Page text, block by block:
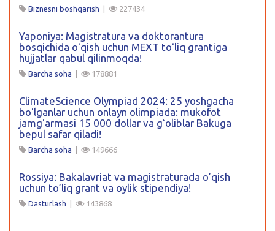
Biznesni boshqarish 227434
Yaponiya: Magistratura va doktorantura
bosqichida oʻqish uchun MEXT toʻliq grantiga
hujjatlar qabul qilinmoqda!
Barcha soha 178881
ClimateScience Olympiad 2024: 25 yoshgacha
boʻlganlar uchun onlayn olimpiada: mukofot
jamgʻarmasi 15 000 dollar va gʻoliblar Bakuga
bepul safar qiladi!
Barcha soha 149666
Rossiya: Bakalavriat va magistraturada o’qish
uchun to’liq grant va oylik stipendiya!
Dasturlash 143868